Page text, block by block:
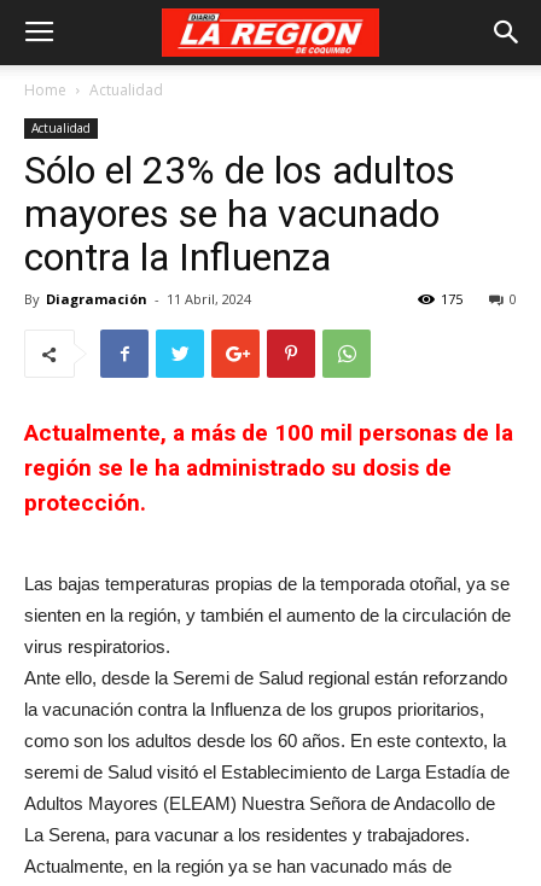
Home Actualidad
Actualidad
Sólo el 23% de los adultos
mayores se ha vacunado
contra la Influenza
By Diagramación - 11 Abril, 2024 0
175
Actualmente, a más de 100 mil personas de la
región se le ha administrado su dosis de
protección.
Las bajas temperaturas propias de la temporada otoñal, ya se
sienten en la región, y también el aumento de la circulación de
virus respiratorios.
Ante ello, desde la Seremi de Salud regional están reforzando
la vacunación contra la Influenza de los grupos prioritarios,
como son los adultos desde los 60 años. En este contexto, la
seremi de Salud visitó el Establecimiento de Larga Estadía de
Adultos Mayores (ELEAM) Nuestra Señora de Andacollo de
La Serena, para vacunar a los residentes y trabajadores.
Actualmente, en la región ya se han vacunado más de